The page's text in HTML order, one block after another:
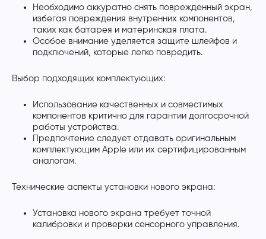
Необходимо аккуратно снять поврежденный экран,
избегая повреждения внутренних компонентов,
таких как батарея и материнская плата.
Особое внимание уделяется защите шлейфов и
подключений, которые легко повредить.
Выбор подходящих комплектующих:
Использование качественных и совместимых
компонентов критично для гарантии долгосрочной
работы устройства.
Предпочтение следует отдавать оригинальным
комплектующим Apple или их сертифицированным
аналогам.
Технические аспекты установки нового экрана:
Установка нового экрана требует точной
калибровки и проверки сенсорного управления.